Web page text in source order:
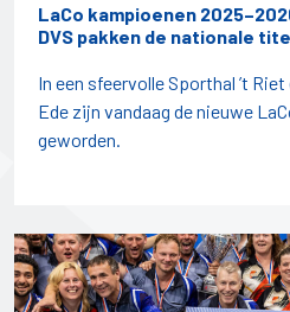
LaCo kampioenen
DVS pakken de nationale
In een sfeervolle Sporthal ’t
Ede zijn vandaag de nieuwe
geworden.